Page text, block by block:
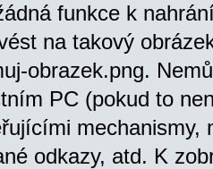
funkce k
na takový
obrazek.png.
PC (pokud to
mechanismy,
odkazy, atd. K